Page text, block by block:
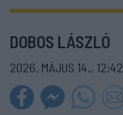
DOBOS LÁSZLÓ
2026. MÁJUS 14., 12:42